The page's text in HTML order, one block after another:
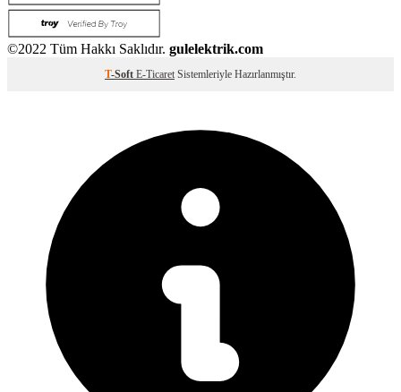
©2022 Tüm Hakkı Saklıdır. gulelektrik.com
T-Soft E-Ticaret Sistemleriyle Hazırlanmıştır.